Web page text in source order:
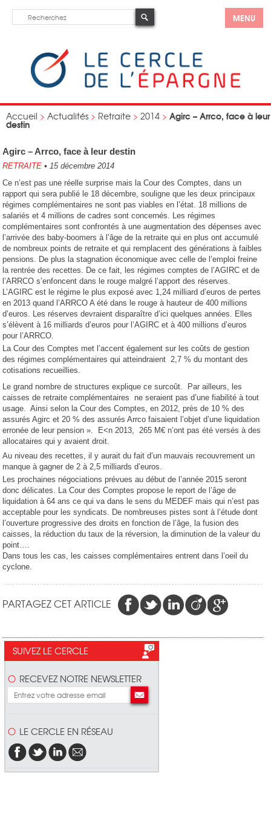
MENU
Accueil > Actualités > Retraite > 2014 > Agirc – Arrco, face à leur
destin
Agirc – Arrco, face à leur destin
RETRAITE • 15 décembre 2014
Ce n’est pas une réelle surprise mais la Cour des Comptes, dans un
rapport qui sera publié le 18 décembre, souligne que les deux principaux
régimes complémentaires ne sont pas viables en l’état. 18 millions de
salariés et 4 millions de cadres sont concernés. Les régimes
complémentaires sont confrontés à une augmentation des dépenses avec
l’arrivée des baby-boomers à l’âge de la retraite qui en plus ont accumulé
de nombreux points de retraite et qui remplacent des générations à faibles
pensions. De plus la stagnation économique avec celle de l’emploi freine
la rentrée des recettes. De ce fait, les régimes comptes de l’AGIRC et de
l’ARRCO s’enfoncent dans le rouge malgré l’apport des réserves.
L’AGIRC est le régime le plus exposé avec 1,24 milliard d’euros de pertes
en 2013 quand l’ARRCO A été dans le rouge à hauteur de 400 millions
d’euros. Les réserves devraient disparaître d’ici quelques années. Elles
s’élèvent à 16 milliards d’euros pour l’AGIRC et à 400 millions d’euros
pour l’ARRCO.
La Cour des Comptes met l’accent également sur les coûts de gestion
des régimes complémentaires qui atteindraient 2,7 % du montant des
cotisations recueillies.
Le grand nombre de structures explique ce surcoût. Par ailleurs, les
caisses de retraite complémentaires ne seraient pas d’une fiabilité à tout
usage. Ainsi selon la Cour des Comptes, en 2012, près de 10 % des
assurés Agirc et 20 % des assurés Arrco faisaient l’objet d’une liquidation
erronée de leur pension ». E<n 2013, 265 M€ n’ont pas été versés à des
allocataires qui y avaient droit.
Au niveau des recettes, il y aurait du fait d’un mauvais recouvrement un
manque à gagner de 2 à 2,5 milliards d’euros.
Les prochaines négociations prévues au début de l’année 2015 seront
donc délicates. La Cour des Comptes propose le report de l’âge de
liquidation à 64 ans ce qui va dans le sens du MEDEF mais qui n’est pas
acceptable pour les syndicats. De nombreuses pistes sont à l’étude dont
l’ouverture progressive des droits en fonction de l’âge, la fusion des
caisses, la réduction du taux de la réversion, la diminution de la valeur du
point….
Dans tous les cas, les caisses complémentaires entrent dans l’oeil du
cyclone.
PARTAGEZ CET ARTICLE
SUIVEZ LE CERCLE
RECEVEZ NOTRE NEWSLETTER
LE CERCLE EN RÉSEAU